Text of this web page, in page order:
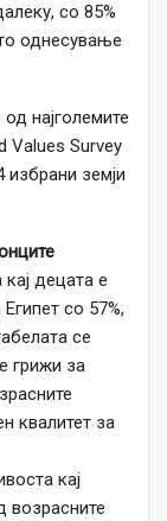
со 85%
однесување
најголемите
Values Survey
избрани земји
кај децата е
со 57%,
се
грижи за
квалитет за
кај
возрасните